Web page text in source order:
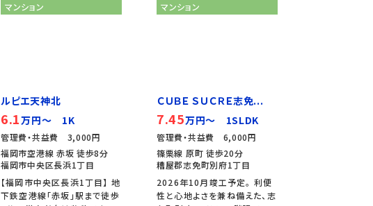
マンション
ルピエ天神北
6.1万円～ 1K
管理費・共益費 3,000円
福岡市空港線 赤坂 徒歩8分
福岡市中央区長浜1丁目
【福岡市中央区長浜1丁目】 地
下鉄空港線「赤坂」駅まで徒歩
マンション
ＣＵＢＥ ＳＵＣＲＥ志免...
7.45万円～ 1SLDK
管理費・共益費 6,000円
篠栗線 原町 徒歩20分
糟屋郡志免町別府1丁目
2026年10月竣工予定。 利便
性と心地よさを兼ね備えた、志